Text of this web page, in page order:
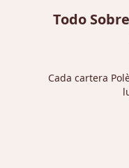
Todo
Cada cartera